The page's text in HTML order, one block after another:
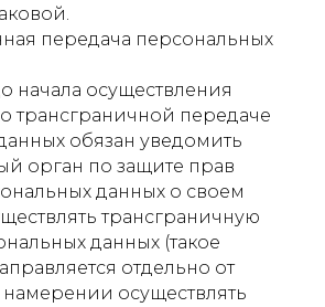
передача персональных
начала осуществления
трансграничной передаче
обязан уведомить
орган по защите прав
данных о своем
трансграничную
данных (такое
отдельно от
осуществлять